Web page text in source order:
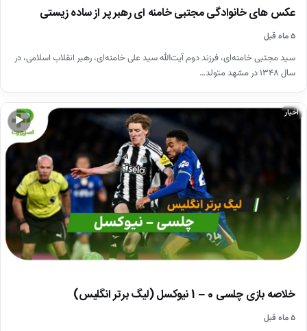
عکس های خانوادگی مجتبی خامنه ای رهبر پر از ساده زیستی
۵ ماه قبل
سید مجتبی خامنه‌ای، فرزند دوم آیت‌الله سید علی خامنه‌ای، رهبر انقلاب اسلامی، در
سال ۱۳۴۸ در مشهد متولد…
▶
اخبار
خلاصه بازی چلسی 0 – 1 نیوکسل (لیگ برتر انگلیس)
۵ ماه قبل